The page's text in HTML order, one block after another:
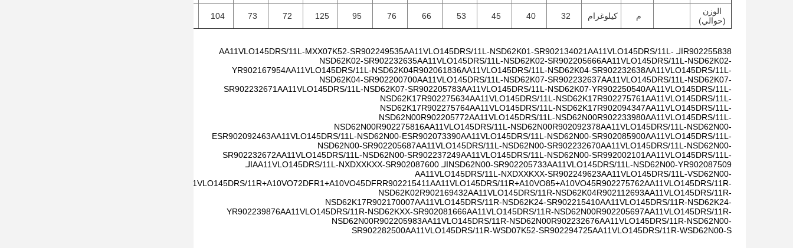
الوزن
(حوالي)
م كيلوغرام 32
40
45
53
66
76
95
125
72
73
104
R902255838الـ AA11VLO145DRS/11L-MXX07K52-S R902249535AA11VLO145DRS/11L-NSD62K01-SR902134021AA11VLO145DRS/11L-
NSD62K02-SR902232635AA11VLO145DRS/11L-NSD62K02-SR902205666AA11VLO145DRS/11L-NSD62K02-
YR902167954AA11VLO145DRS/11L-NSD62K04R902061836AA11VLO145DRS/11L-NSD62K04-SR902232638AA11VLO145DRS/11L-
NSD62K04-SR902200700AA11VLO145DRS/11L-NSD62K07-SR902232637AA11VLO145DRS/11L-NSD62K07-
SR902232671AA11VLO145DRS/11L-NSD62K07-SR902205783AA11VLO145DRS/11L-NSD62K07-YR902250540AA11VLO145DRS/11L-
NSD62K17R902275634AA11VLO145DRS/11L-NSD62K17R902275761AA11VLO145DRS/11L-
NSD62K17R902275764AA11VLO145DRS/11L-NSD62K17R902094347AA11VLO145DRS/11L-
NSD62N00R902205772AA11VLO145DRS/11L-NSD62N00R902233980AA11VLO145DRS/11L-
NSD62N00R902275816AA11VLO145DRS/11L-NSD62N00R902092378AA11VLO145DRS/11L-NSD62N00-
ESR902092463AA11VLO145DRS/11L-NSD62N00-ESR902073390AA11VLO145DRS/11L-NSD62N00-SR902085900AA11VLO145DRS/11L-
NSD62N00-SR902205687AA11VLO145DRS/11L-NSD62N00-SR902232670AA11VLO145DRS/11L-NSD62N00-
SR902232672AA11VLO145DRS/11L-NSD62N00-SR902237249AA11VLO145DRS/11L-NSD62N00-SR992002101AA11VLO145DRS/11L-
NSD62N00-SR902205733AA11VLO145DRS/11L-NSD62N00-YR902087509 الـ AA11VLO145DRS/11L-NXDXXKXX-S R902087600
الـ
AA11VLO145DRS/11L-NXDXXKXX-SR902249623AA11VLO145DRS/11L-VSD62N00-
AA11VLO145DRS/11R+A10VO72DFR1+A10VO45DFRR902215411AA11VLO145DRS/11R+A10VO85+A10VO45R902275762AA11VLO145DRS/11R-
NSD62K02R902169432AA11VLO145DRS/11R-NSD62K04R902112693AA11VLO145DRS/11R-
NSD62K17R902170007AA11VLO145DRS/11R-NSD62K24-SR902215410AA11VLO145DRS/11R-NSD62K24-
YR902239876AA11VLO145DRS/11R-NSD62KXX-SR902081666AA11VLO145DRS/11R-NSD62N00R902205697AA11VLO145DRS/11R-
NSD62N00R902205983AA11VLO145DRS/11R-NSD62N00R902232676AA11VLO145DRS/11R-NSD62N00-
SR902282500AA11VLO145DRS/11R-WSD07K52-SR902294725AA11VLO145DRS/11R-WSD62N00-S